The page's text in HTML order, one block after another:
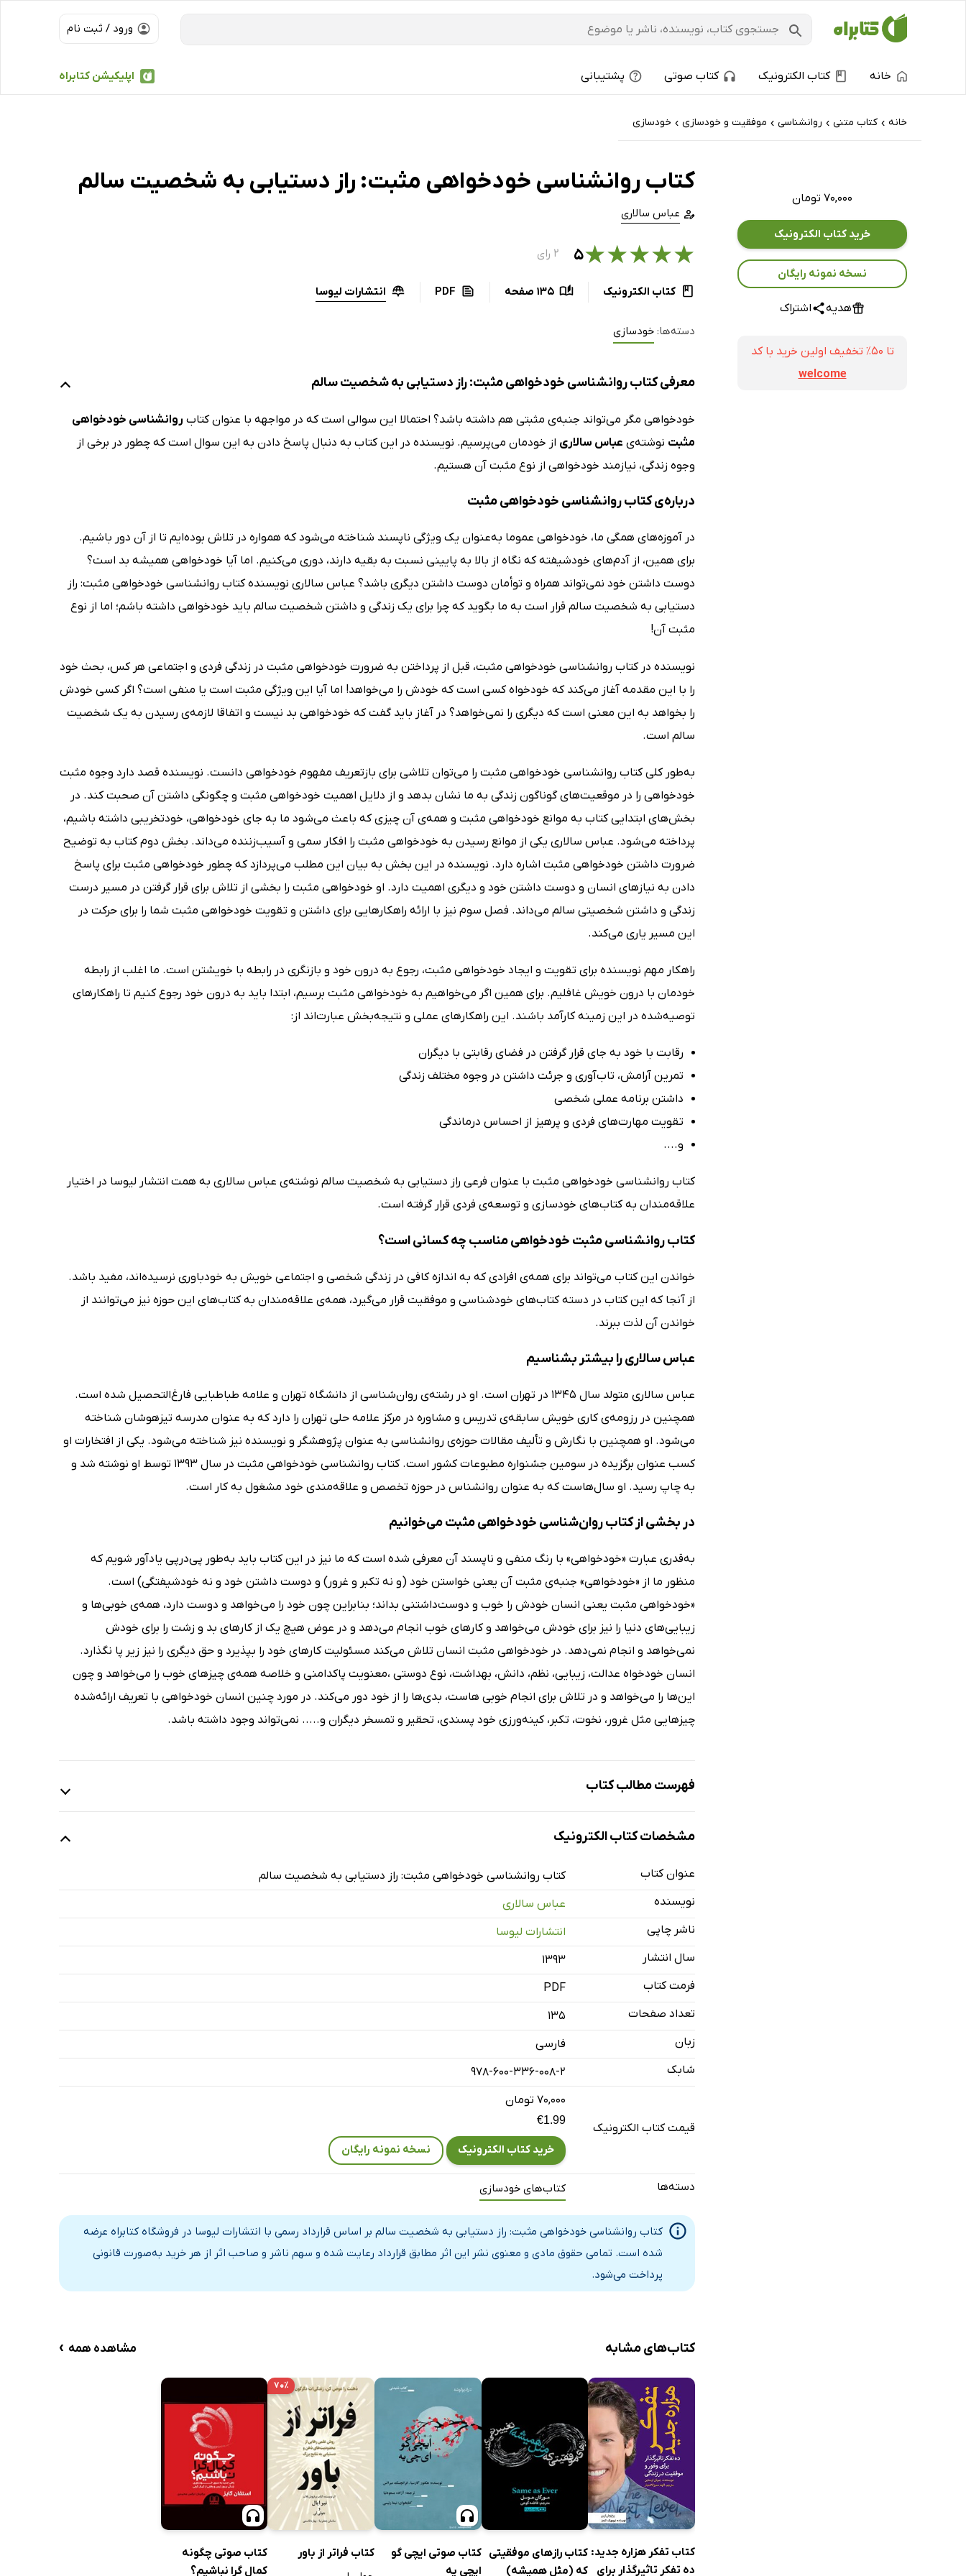
ورود / ثبت نام
اپلیکیشن کتابراه خانه کتاب الکترونیک کتاب صوتی پشتیبانی
خانه › کتاب‌ متنی › روانشناسی › موفقیت و خودسازی › خودسازی
۷۰,۰۰۰ تومان
خرید کتاب الکترونیک
نسخه نمونه رایگان
هدیه اشتراک
تا ۵۰٪ تخفیف اولین خرید با کد
welcome
کتاب روانشناسی خودخواهی مثبت: راز دستیابی به شخصیت سالم
عباس سالاری
★
★
★
★
★۵ ۲ رای
کتاب الکترونیک 135 صفحه PDF انتشارات لیوسا
دسته‌ها: خودسازی
معرفی کتاب روانشناسی خودخواهی مثبت: راز دستیابی به شخصیت سالم
خودخواهی مگر می‌تواند جنبه‌ی مثبتی هم داشته باشد؟ احتمالا این سوالی است که در مواجهه با عنوان کتاب روانشناسی خودخواهی
مثبت نوشته‌ی عباس سالاری از خودمان می‌پرسیم. نویسنده در این کتاب به‌ دنبال پاسخ دادن به این سوال است که چطور در برخی از
وجوه زندگی، نیازمند خودخواهی از نوع مثبت آن هستیم.
درباره‌ی کتاب روانشناسی خودخواهی مثبت
در آموزه‌های همگی ما، خودخواهی عموما به‌‌عنوان یک ویژگی ناپسند شناخته می‌شود که همواره در تلاش بوده‌ایم تا از آن دور باشیم.
برای همین، از آدم‌های خودشیفته که نگاه از بالا به پایینی نسبت به بقیه دارند، دوری می‌کنیم. اما آیا خودخواهی همیشه بد است؟
دوست داشتن خود نمی‌تواند همراه و توأمان دوست داشتن دیگری باشد؟ عباس سالاری نویسنده کتاب روانشناسی خودخواهی مثبت: راز
دستیابی به شخصیت سالم قرار است به ما بگوید که چرا برای یک زندگی و داشتن شخصیت سالم باید خودخواهی داشته باشم؛ اما از نوع
مثبت آن!
نویسنده در کتاب روانشناسی خودخواهی مثبت، قبل از پرداختن به ضرورت خودخواهی مثبت در زندگی فردی و اجتماعی هر کس، بحث خود
را با این مقدمه آغاز می‌کند که خودخواه کسی است که خودش را می‌خواهد! اما آیا این ویژگی مثبت است یا منفی است؟ اگر کسی خودش
را بخواهد به این معنی است که دیگری را نمی‌خواهد؟ در آغاز باید گفت که خودخواهی بد نیست و اتفاقا لازمه‌ی رسیدن به یک شخصیت
سالم است.
به‌طور کلی کتاب روانشناسی خودخواهی مثبت را می‌توان تلاشی برای بازتعریف مفهوم خودخواهی دانست. نویسنده قصد دارد وجوه مثبت
خودخواهی را در موقعیت‌های گوناگون زندگی به ما نشان بدهد و از دلایل اهمیت خودخواهی مثبت و چگونگی داشتن آن صحبت کند. در
بخش‌های ابتدایی کتاب به موانع خودخواهی مثبت و همه‌ی آن چیزی که باعث می‌شود ما به جای خودخواهی، خودتخریبی داشته باشیم،
پرداخته می‌شود. عباس سالاری یکی از موانع رسیدن به خودخواهی مثبت را افکار سمی و آسیب‌زننده می‌داند. بخش دوم کتاب به توضیح
ضرورت داشتن خودخواهی مثبت اشاره دارد. نویسنده در این بخش به بیان این مطلب می‌پردازد که چطور خودخواهی مثبت برای پاسخ
دادن به نیازهای انسان و دوست‌ داشتن خود و دیگری اهمیت دارد. او خودخواهی مثبت را بخشی از تلاش برای قرار گرفتن در مسیر درست
زندگی و داشتن شخصیتی سالم می‌داند. فصل سوم نیز با ارائه راهکارهایی برای داشتن و تقویت خودخواهی مثبت شما را برای حرکت در
این مسیر یاری می‌کند.
راهکار مهم نویسنده برای تقویت و ایجاد خودخواهی مثبت، رجوع به درون خود و بازنگری در رابطه با خویشتن است. ما اغلب از رابطه
خودمان با درون خویش غافلیم. برای همین اگر می‌خواهیم به خودخواهی مثبت برسیم، ابتدا باید به درون خود رجوع کنیم تا راهکارهای
توصیه‌شده در این زمینه کارآمد باشند. این راهکارهای عملی و نتیجه‌بخش عبارت‌اند از:
رقابت با خود به جای قرار گرفتن در فضای رقابتی با دیگران
تمرین آرامش، تاب‌آوری و جرئت داشتن در وجوه مختلف زندگی
داشتن برنامه عملی شخصی
تقویت مهارت‌های فردی و پرهیز از احساس درماندگی
و....
کتاب روانشناسی خودخواهی مثبت با عنوان فرعی راز دستیابی به شخصیت سالم نوشته‌ی عباس سالاری به همت انتشار لیوسا در اختیار
علاقه‌مندان به کتاب‌های خودسازی و توسعه‌ی فردی قرار گرفته است.
کتاب روانشناسی مثبت خودخواهی مناسب چه کسانی است؟
خواندن این کتاب می‌تواند برای همه‌ی افرادی که به اندازه کافی در زندگی شخصی و اجتماعی خویش به خودباوری نرسیده‌اند، مفید باشد.
از آنجا که این کتاب در دسته کتاب‌های خودشناسی و موفقیت قرار می‌گیرد، همه‌ی علاقه‌مندان به کتاب‌های این حوزه نیز می‌توانند از
خواندن آن لذت ببرند.
عباس سالاری را بیشتر بشناسیم
عباس سالاری متولد سال 1345 در تهران است. او در رشته‌ی روان‌شناسی از دانشگاه تهران و علامه طباطبایی فارغ‌التحصیل شده است.
همچنین در رزومه‌ی کاری خویش سابقه‌ی تدریس و مشاوره‌ در مرکز علامه حلی تهران را دارد که به‌ عنوان مدرسه تیزهوشان شناخته
می‌شود. او همچنین با نگارش و تألیف مقالات حوزه‌ی روانشناسی به عنوان پژوهشگر و نویسنده نیز شناخته می‌شود. یکی از افتخارات او
کسب عنوان برگزیده در سومین جشنواره مطبوعات کشور است. کتاب روانشناسی خودخواهی مثبت در سال 1393 توسط او نوشته شد و
به چاپ رسید. او سال‌هاست که به‌ عنوان روانشناس در حوزه تخصص و علاقه‌مندی خود مشغول به کار است.
در بخشی از کتاب روان‌شناسی خودخواهی مثبت می‌خوانیم
به‌قدری عبارت «خودخواهی» با رنگ منفی و ناپسند آن معرفی شده است که ما نیز در این کتاب باید به‌طور پی‌درپی یادآور شویم که
منظور ما از «خودخواهی» جنبه‌ی مثبت آن یعنی خواستن خود (و نه تکبر و غرور) و دوست داشتن خود و نه خودشیفتگی) است.
«خودخواهی مثبت یعنی انسان خودش را خوب و دوست‌داشتنی بداند؛ بنابراین چون خود را می‌خواهد و دوست دارد، همه‌ی خوبی‌ها و
زیبایی‌های دنیا را نیز برای خودش می‌خواهد و کارهای خوب انجام می‌دهد و در عوض هیچ یک از کارهای بد و زشت را برای خودش
نمی‌خواهد و انجام نمی‌دهد. در خودخواهی مثبت انسان تلاش می‌کند مسئولیت کارهای خود را بپذیرد و حق دیگری را نیز زیر پا نگذارد.
انسان خودخواه عدالت، زیبایی، نظم، دانش، بهداشت، نوع دوستی ،معنویت پاکدامنی و خلاصه همه‌ی چیزهای خوب را می‌خواهد و چون
این‌ها را می‌خواهد و در تلاش برای انجام خوبی هاست، بدی‌ها را از خود دور می‌کند. در مورد چنین انسان خودخواهی با تعریف ارائه‌شده
چیزهایی مثل غرور، نخوت، تکبر، کینه‌ورزی خود پسندی، تحقیر و تمسخر دیگران و..... نمی‌تواند وجود داشته باشد.
فهرست مطالب کتاب
فصل یک. خودخواهی مثبت چیست؟
خلاصه و جمع‌بندی بخش نخست
فصل سه. خودخواهی مثبت-چگونه؟
خلاصه و جمع‌بندی فصل سوم
فهرست منابع
مشخصات کتاب الکترونیک
عنوان کتاب
کتاب روانشناسی خودخواهی مثبت: راز دستیابی به شخصیت سالم
نویسنده
عباس سالاری
ناشر چاپی
انتشارات لیوسا
سال انتشار
۱۳۹۳
فرمت کتاب
PDF
تعداد صفحات
135
زبان
فارسی
شابک
978-600-336-008-2
قیمت کتاب الکترونیک
۷۰,۰۰۰ تومان
€1.99
خرید کتاب الکترونیک نسخه نمونه رایگان
دسته‌ها کتاب‌های خودسازی
کتاب روانشناسی خودخواهی مثبت: راز دستیابی به شخصیت سالم بر اساس قرارداد رسمی با انتشارات لیوسا در فروشگاه کتابراه عرضه
شده است. تمامی حقوق مادی و معنوی نشر این اثر مطابق قرارداد رعایت شده و سهم ناشر و صاحب اثر از هر خرید به‌صورت قانونی
پرداخت می‌شود.
کتاب‌های مشابه مشاهده همه ›
کتاب تفکر هزاره جدید:
ده تفکر تاثیرگذار برای
کتاب رازهای موفقیتی
که (مثل همیشه)
کتاب صوتی ایچی گو
ایچی یه
۷۰٪
کتاب فراتر از باور
کتاب صوتی چگونه
کمال گرا نباشیم؟